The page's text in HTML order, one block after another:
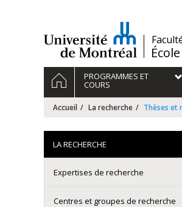
/
Navigation
principale
ACCUEILPROGRAMMES ET
COURS
Accueil La recherche Thèses et
LA RECHERCHE
Expertises de recherche
Centres et groupes de recherche